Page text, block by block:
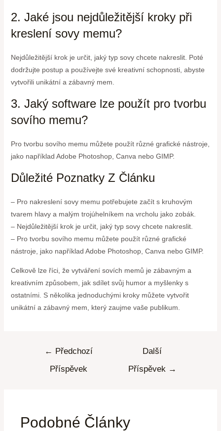
2. Jaké jsou nejdůležitější kroky při
kreslení sovy memu?
Nejdůležitější krok je určit, jaký typ sovy chcete nakreslit. Poté
dodržujte postup a používejte své kreativní schopnosti, abyste
vytvořili unikátní a zábavný mem.
3. Jaký software lze použít pro tvorbu
sovího memu?
Pro tvorbu sovího memu můžete použít různé grafické nástroje,
jako například Adobe Photoshop, Canva nebo GIMP.
Důležité Poznatky Z Článku
– Pro nakreslení sovy memu potřebujete začít s kruhovým
tvarem hlavy a malým trojúhelníkem na vrcholu jako zobák.
– Nejdůležitější krok je určit, jaký typ sovy chcete nakreslit.
– Pro tvorbu sovího memu můžete použít různé grafické
nástroje, jako například Adobe Photoshop, Canva nebo GIMP.
Celkově lze říci, že vytváření sovích memů je zábavným a
kreativním způsobem, jak sdílet svůj humor a myšlenky s
ostatními. S několika jednoduchými kroky můžete vytvořit
unikátní a zábavný mem, který zaujme vaše publikum.
← Předchozí
Příspěvek
Další
Příspěvek →
Podobné Články